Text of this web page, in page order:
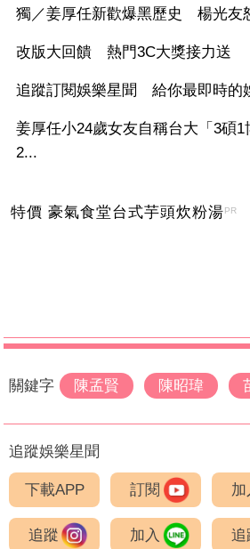
獨／姜厚任新歡爆黑歷史 楊光友
改版大回饋 熱門3C大獎接力送
追蹤訂閱娛樂星聞 給你最即時的
姜厚任小24歲女友自稱台大「3碩
2...
特價 豪氣食堂台式芋頭炊粉湯PR
關鍵字 陳孟賢 陳昭瑋
追蹤娛樂星聞
下載APP 訂閱 加
追蹤 加入 追